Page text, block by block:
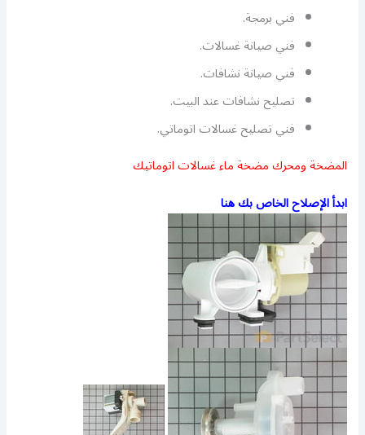
فني برمجة.
فني صيانة غسالات.
فني صيانة نشافات.
تصليح نشافات عند البيت.
فني تصليح غسالات اتوماتي.
المضخة ومحرك مضخة ماء غسالات اتوماتيك
ابدأ الإصلاح الخاص بك هنا